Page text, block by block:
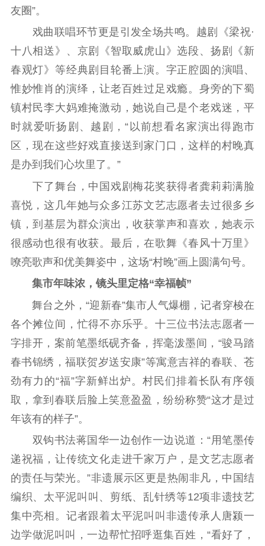
友圈”。
戏曲联唱环节更是引发全场共鸣。越剧《梁祝·
十八相送》、京剧《智取威虎山》选段、扬剧《新
春观灯》等经典剧目轮番上演。字正腔圆的演唱、
惟妙惟肖的演绎，让老百姓过足戏瘾。身旁的下蜀
镇村民李大妈难掩激动，她说自己是个老戏迷，平
时就爱听扬剧、越剧，“以前想看名家演出得跑市
区，现在这些好戏直接送到家门口，这样的村晚真
是办到我们心坎里了。”
下了舞台，中国戏剧梅花奖获得者龚莉莉满脸
喜悦，这几年她与众多江苏文艺志愿者去过很多乡
镇，到基层为群众演出，收获掌声和喜欢，她表示
很感动也很有收获。最后，在歌舞《春风十万里》
嘹亮歌声和优美舞姿中，这场“村晚”画上圆满句号。
集市年味浓，镜头里定格“幸福帧”
舞台之外，“迎新春”集市人气爆棚，记者穿梭在
各个摊位间，忙得不亦乐乎。十三位书法志愿者一
字排开，案前笔墨纸砚齐备，挥毫泼墨间，“骏马踏
春书锦绣，福联贺岁送安康”等寓意吉祥的春联、苍
劲有力的“福”字新鲜出炉。村民们排着长队有序领
取，拿到春联后脸上笑意盈盈，纷纷称赞“这才是过
年该有的样子”。
双钩书法蒋国华一边创作一边说道：“用笔墨传
递祝福，让传统文化走进千家万户，是文艺志愿者
的责任与荣光。”非遗展示区更是热闹非凡，中国结
编织、太平泥叫叫、剪纸、乱针绣等12项非遗技艺
集中亮相。记者跟着太平泥叫叫非遗传承人唐颍一
边学做泥叫叫，一边帮忙招呼逛集百姓，“看好了，